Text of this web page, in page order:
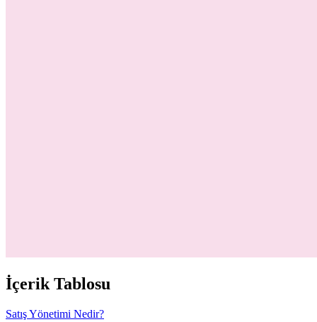
İçerik Tablosu
Satış Yönetimi Nedir?